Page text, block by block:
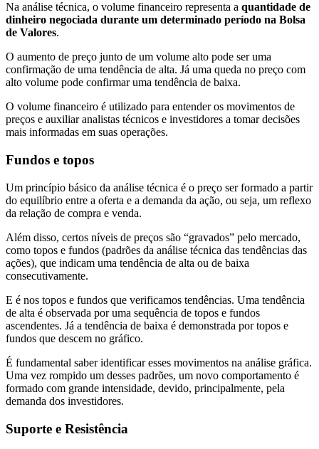
Na análise técnica, o volume financeiro representa a quantidade de
dinheiro negociada durante um determinado período na Bolsa
de Valores.
O aumento de preço junto de um volume alto pode ser uma
confirmação de uma tendência de alta. Já uma queda no preço com
alto volume pode confirmar uma tendência de baixa.
O volume financeiro é utilizado para entender os movimentos de
preços e auxiliar analistas técnicos e investidores a tomar decisões
mais informadas em suas operações.
Fundos e topos
Um princípio básico da análise técnica é o preço ser formado a partir
do equilíbrio entre a oferta e a demanda da ação, ou seja, um reflexo
da relação de compra e venda.
Além disso, certos níveis de preços são “gravados” pelo mercado,
como topos e fundos (padrões da análise técnica das tendências das
ações), que indicam uma tendência de alta ou de baixa
consecutivamente.
E é nos topos e fundos que verificamos tendências. Uma tendência
de alta é observada por uma sequência de topos e fundos
ascendentes. Já a tendência de baixa é demonstrada por topos e
fundos que descem no gráfico.
É fundamental saber identificar esses movimentos na análise gráfica.
Uma vez rompido um desses padrões, um novo comportamento é
formado com grande intensidade, devido, principalmente, pela
demanda dos investidores.
Suporte e Resistência